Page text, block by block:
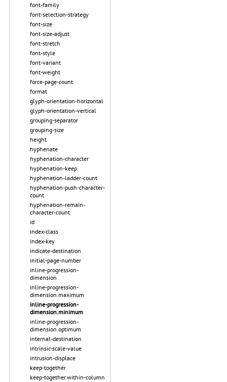
font-family
font-selection-strategy
font-size
font-size-adjust
font-stretch
font-style
font-variant
font-weight
force-page-count
format
glyph-orientation-horizontal
glyph-orientation-vertical
grouping-separator
grouping-size
height
hyphenate
hyphenation-character
hyphenation-keep
hyphenation-ladder-count
hyphenation-push-character-
count
hyphenation-remain-
character-count
id
index-class
index-key
indicate-destination
initial-page-number
inline-progression-
dimension
inline-progression-
dimension.maximum
inline-progression-
dimension.minimum
inline-progression-
dimension.optimum
internal-destination
intrinsic-scale-value
intrusion-displace
keep-together
keep-together.within-column